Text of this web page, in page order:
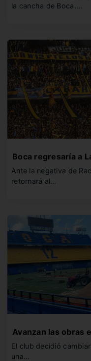
la cancha de Boca.…
Boca regresaría a
Ante la negativa de
retornará al…
Avanzan las obras
El club decidió
una…